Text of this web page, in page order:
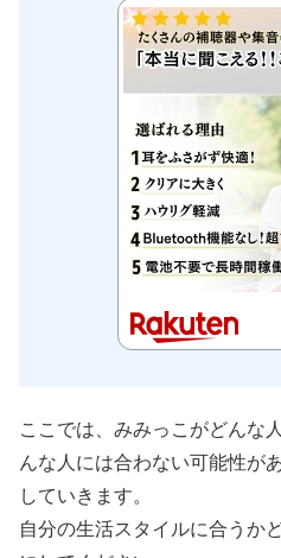
ここでは、みみっこがどんな
んな人には合わない可能性が
していきます。
自分の生活スタイルに合うか